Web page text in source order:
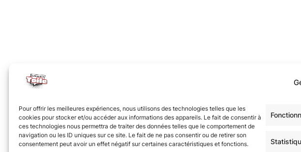
Pour offrir les meilleures expériences, nous utilisons des technologies telles que les
cookies pour stocker et/ou accéder aux informations des appareils. Le fait de consentir à
ces technologies nous permettra de traiter des données telles que le comportement de
navigation ou les ID uniques sur ce site. Le fait de ne pas consentir ou de retirer son
consentement peut avoir un effet négatif sur certaines caractéristiques et fonctions.